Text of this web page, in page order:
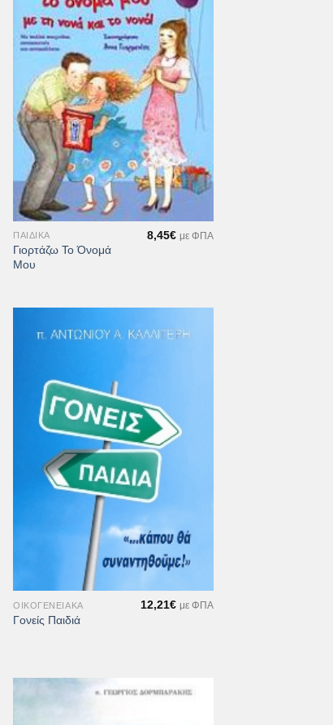
Προσθήκη
στη Λίστα
Επιθυμιών
+
ΠΑΙΔΙΚΆ
Γιορτάζω Το Όνομά
Μου
8,45€ με ΦΠΑ
Επιθυμιών
ΟΙΚΟΓΕΝΕΙΑΚΆ
Γονείς Παιδιά
12,21€ με ΦΠΑ